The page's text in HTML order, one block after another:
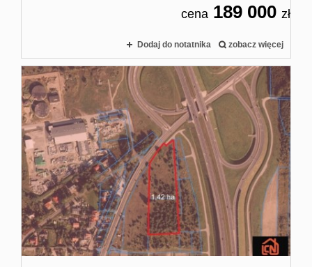
cena 189 000 zł
Dodaj do notatnika zobacz więcej